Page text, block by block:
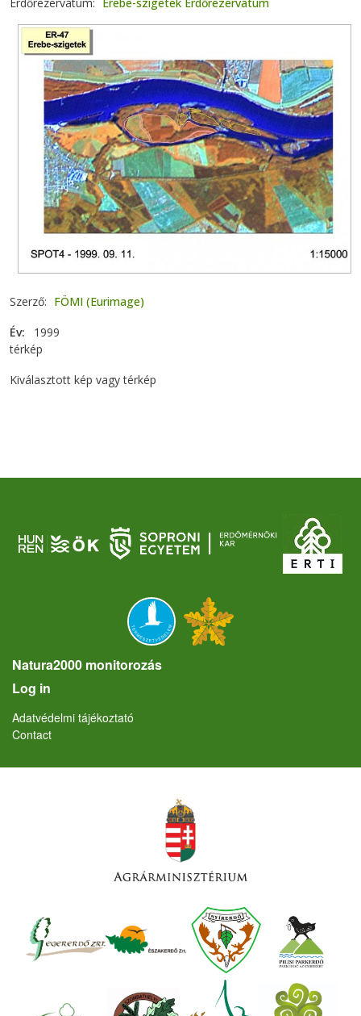
Szerző
FÖMI (Eurimage)
Év
1999
térkép
Kiválasztott kép vagy térkép
Natura2000 monitorozás
User account menu
Log in
Lábléc
Adatvédelmi tájékoztató
Contact